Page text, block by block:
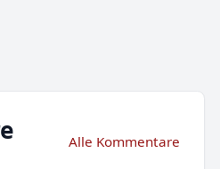
Alle Kommentare